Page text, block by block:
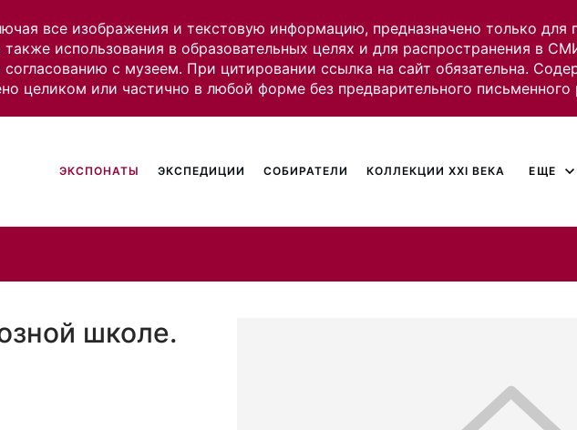
все изображения и текстовую информацию, предназначено только для
использования в образовательных целях и для распространения в
с музеем. При цитировании ссылка на сайт обязательна.
целиком или частично в любой форме без предварительного письменного
ЭКСПОНАТЫ ЭКСПЕДИЦИИ СОБИРАТЕЛИ КОЛЛЕКЦИИ XXI ВЕКА ЕЩЕ
школе.